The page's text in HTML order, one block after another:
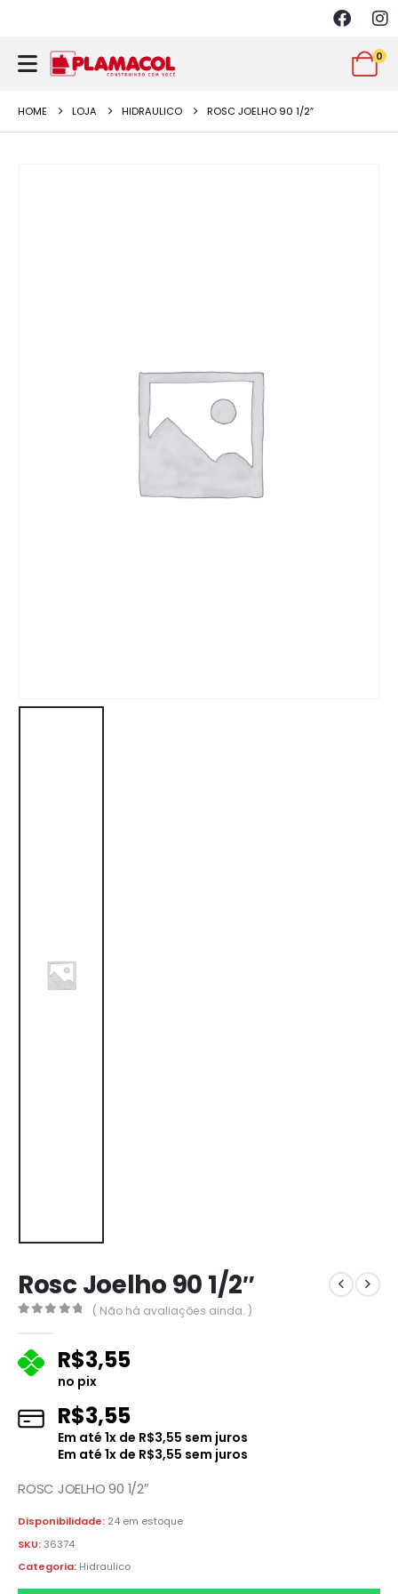
0
HOME LOJA HIDRAULICO ROSC JOELHO 90 1/2″
Rosc Joelho 90 1/2″
( Não há avaliações ainda. )
R$3,55
no pix
R$3,55
Em até 1x de R$3,55 sem juros
Em até 1x de R$3,55 sem juros
ROSC JOELHO 90 1/2″
Disponibilidade: 24 em estoque
SKU:36374
Categoria: Hidraulico